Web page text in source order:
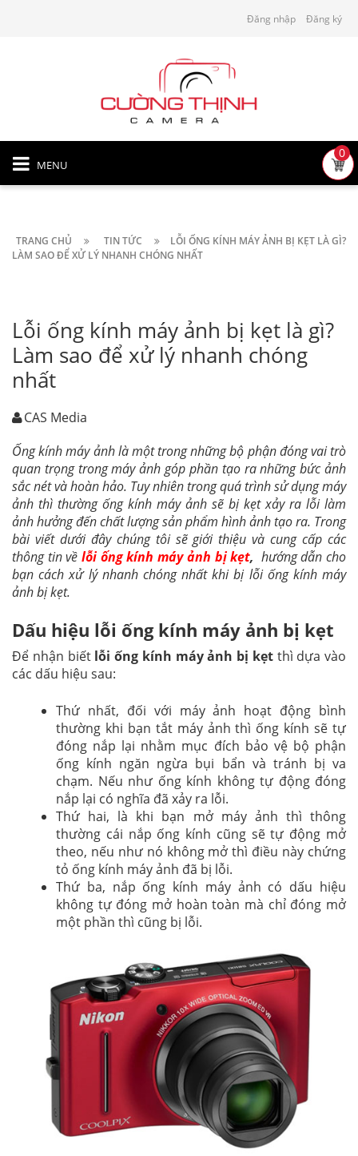
Đăng nhập Đăng ký
MENU
0
TRANG CHỦ TIN TỨC
LỖI ỐNG KÍNH MÁY ẢNH BỊ KẸT LÀ GÌ?
LÀM SAO ĐỂ XỬ LÝ NHANH CHÓNG NHẤT
Lỗi ống kính máy ảnh bị kẹt là gì?
Làm sao để xử lý nhanh chóng
nhất
CAS Media
Ống kính máy ảnh là một trong những bộ phận đóng vai trò
quan trọng trong máy ảnh góp phần tạo ra những bức ảnh
sắc nét và hoàn hảo. Tuy nhiên trong quá trình sử dụng máy
ảnh thì thường ống kính máy ảnh sẽ bị kẹt xảy ra lỗi làm
ảnh hưởng đến chất lượng sản phẩm hình ảnh tạo ra. Trong
bài viết dưới đây chúng tôi sẽ giới thiệu và cung cấp các
thông tin vềlỗi ống kính máy ảnh bị kẹt, hướng dẫn cho
bạn cách xử lý nhanh chóng nhất khi bị lỗi ống kính máy
ảnh bị kẹt.
Dấu hiệu lỗi ống kính máy ảnh bị kẹt
Để nhận biếtlỗi ống kính máy ảnh bị kẹtthì dựa vào
các dấu hiệu sau:
Thứ nhất, đối với máy ảnh hoạt động bình
thường khi bạn tắt máy ảnh thì ống kính sẽ tự
đóng nắp lại nhằm mục đích bảo vệ bộ phận
ống kính ngăn ngừa bụi bẩn và tránh bị va
chạm. Nếu như ống kính không tự động đóng
nắp lại có nghĩa đã xảy ra lỗi.
Thứ hai, là khi bạn mở máy ảnh thì thông
thường cái nắp ống kính cũng sẽ tự động mở
theo, nếu như nó không mở thì điều này chứng
tỏ ống kính máy ảnh đã bị lỗi.
Thứ ba, nắp ống kính máy ảnh có dấu hiệu
không tự đóng mở hoàn toàn mà chỉ đóng mở
một phần thì cũng bị lỗi.